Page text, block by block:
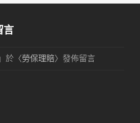
言
」於〈勞保理賠〉發佈留言